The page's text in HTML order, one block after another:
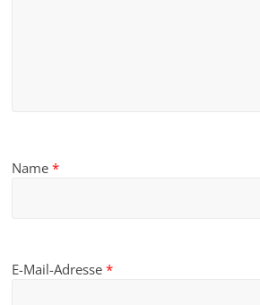
Name*
E-Mail-Adresse*